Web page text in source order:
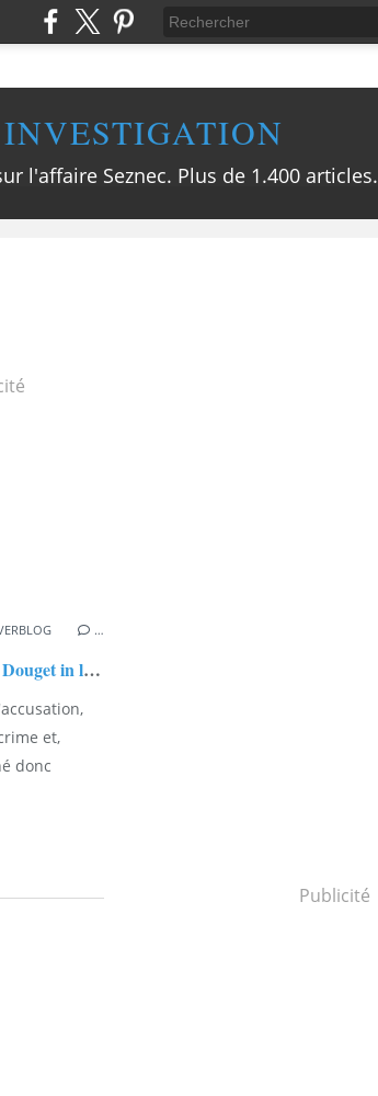
l'affaire Seznec. Plus de 1.400 articles.
FABRIQUE DE L'AFFAIRE"
…
Affaire Seznec. Annick Le Douget in le documentaire "Seznec, la fabrique de l'affaire".
et,
donc
Publicité